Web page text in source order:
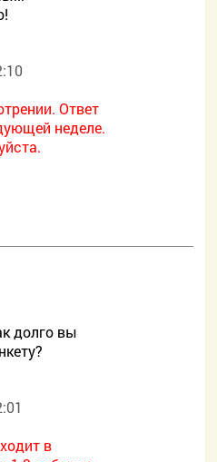
Ответ
неделе.
долго вы
в